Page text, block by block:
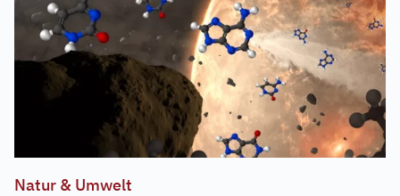
Natur & Umwelt